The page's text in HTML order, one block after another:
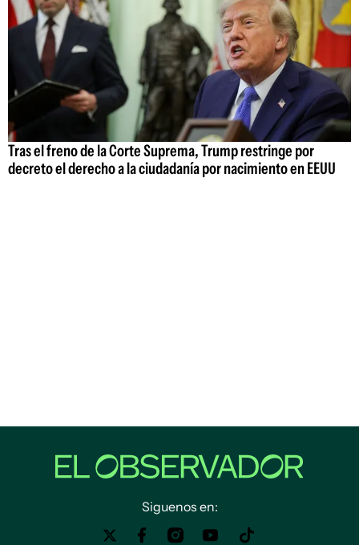
Tras el freno de la Corte Suprema, Trump restringe por
decreto el derecho a la ciudadanía por nacimiento en EEUU
Siguenos en: